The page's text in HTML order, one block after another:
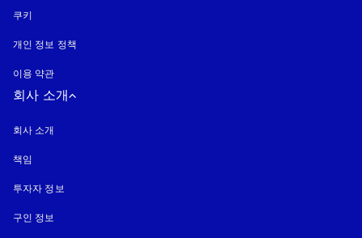
쿠키
개인 정보 정책
이용 약관
회사 소개
회사 소개
책임
투자자 정보
구인 정보